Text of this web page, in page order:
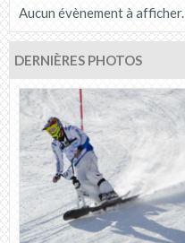
Aucun évènement à afficher.
DERNIÈRES PHOTOS